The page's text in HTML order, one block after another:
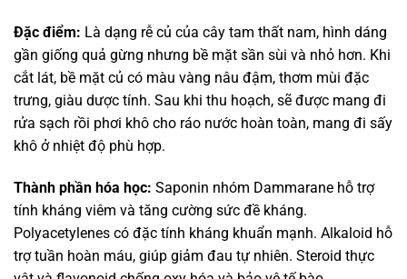
Đặc điểm: Là dạng rễ củ của cây tam thất nam, hình dáng
gần giống quả gừng nhưng bề mặt sần sùi và nhỏ hơn. Khi
cắt lát, bề mặt củ có màu vàng nâu đậm, thơm mùi đặc
trưng, giàu dược tính. Sau khi thu hoạch, sẽ được mang đi
rửa sạch rồi phơi khô cho ráo nước hoàn toàn, mang đi sấy
khô ở nhiệt độ phù hợp.
Thành phần hóa học: Saponin nhóm Dammarane hỗ trợ
tính kháng viêm và tăng cường sức đề kháng.
Polyacetylenes có đặc tính kháng khuẩn mạnh. Alkaloid hỗ
trợ tuần hoàn máu, giúp giảm đau tự nhiên. Steroid thực